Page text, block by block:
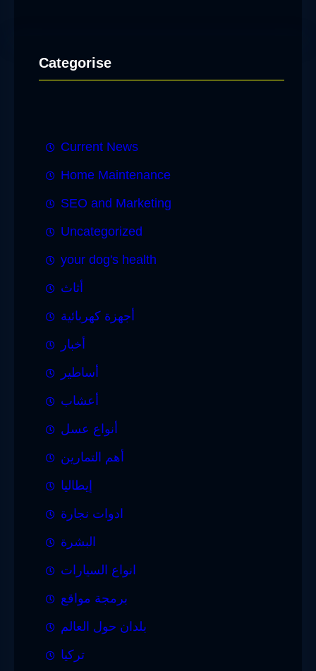
Categorise
Current News
Home Maintenance
SEO and Marketing
Uncategorized
your dog's health
أثاث
أجهزة كهربائية
أخبار
أساطير
أعشاب
أنواع عسل
أهم التمارين
إيطاليا
ادوات نجارة
البشرة
انواع السيارات
برمجة مواقع
بلدان حول العالم
تركيا